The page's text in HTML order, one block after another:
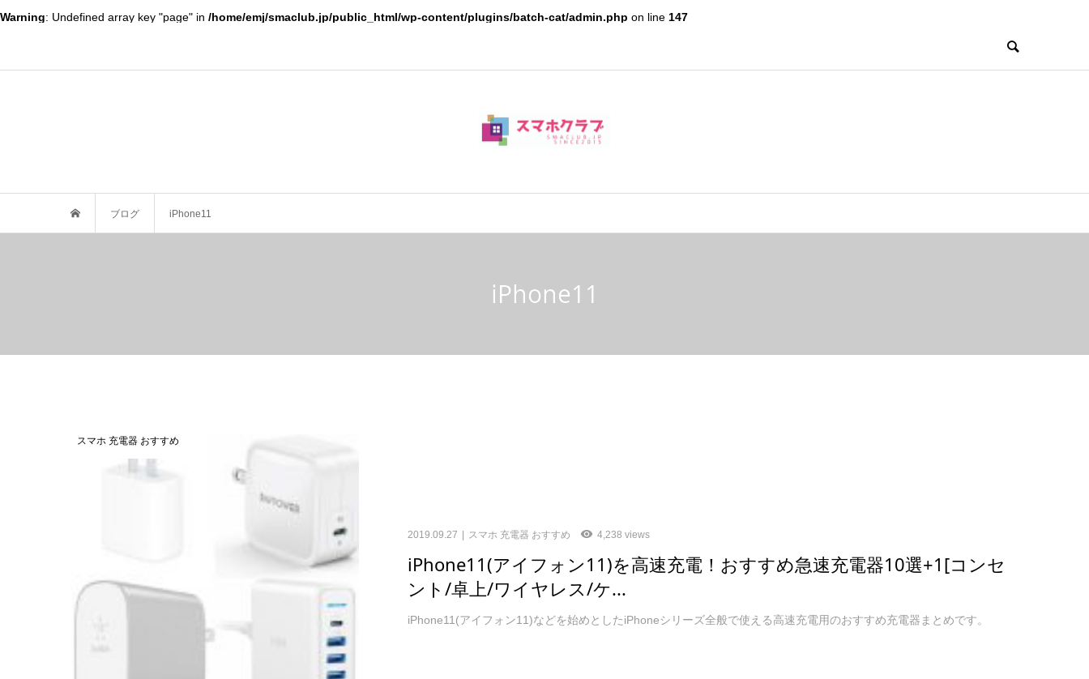
Warning: Undefined array key "page" in /home/emj/smaclub.jp/public_html/wp-content/plugins/batch-cat/admin.php on line 147
ブログ iPhone11
iPhone11
スマホ 充電器 おすすめ
2019.09.27 スマホ 充電器 おすすめ 4,238 views
iPhone11(アイフォン11)を高速充電！おすすめ急速充電器10選+1[コンセ
ント/卓上/ワイヤレス/ケ...
iPhone11(アイフォン11)などを始めとしたiPhoneシリーズ全般で使える高速充電用のおすすめ充電器まとめです。